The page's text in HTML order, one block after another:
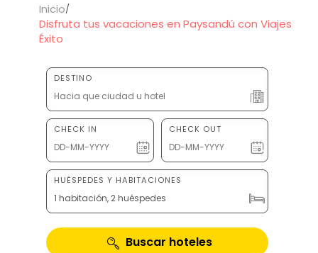
Inicio
Disfruta tus vacaciones en Paysandú con Viajes
Éxito
DESTINO
CHECK IN CHECK OUT
HUÉSPEDES Y HABITACIONES
1 habitación, 2 huéspedes
Buscar hoteles